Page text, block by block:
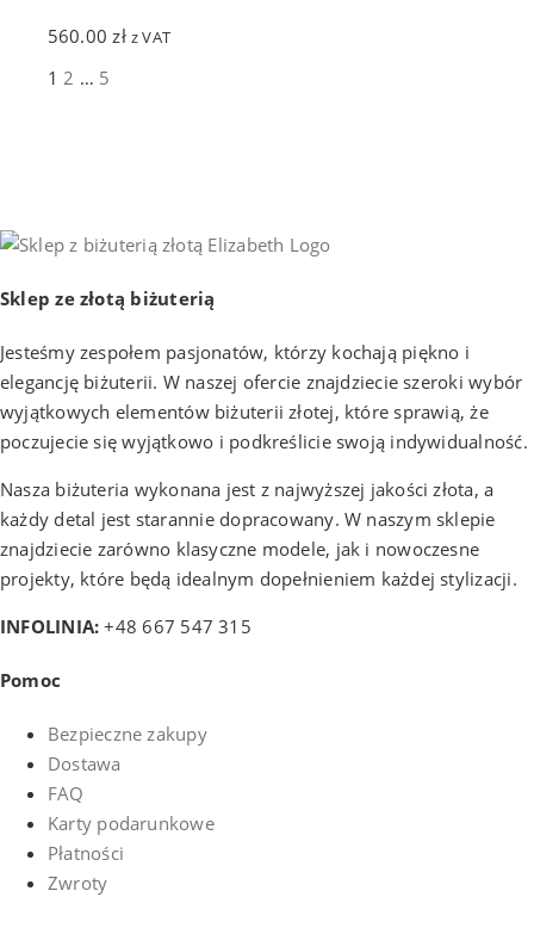
560.00zł z VAT
1 2 … 5
Sklep ze złotą biżuterią
Jesteśmy zespołem pasjonatów, którzy kochają piękno i
elegancję biżuterii. W naszej ofercie znajdziecie szeroki wybór
wyjątkowych elementów biżuterii złotej, które sprawią, że
poczujecie się wyjątkowo i podkreślicie swoją indywidualność.
Nasza biżuteria wykonana jest z najwyższej jakości złota, a
każdy detal jest starannie dopracowany. W naszym sklepie
znajdziecie zarówno klasyczne modele, jak i nowoczesne
projekty, które będą idealnym dopełnieniem każdej stylizacji.
INFOLINIA: +48 667 547 315
Pomoc
Bezpieczne zakupy
Dostawa
FAQ
Karty podarunkowe
Płatności
Zwroty